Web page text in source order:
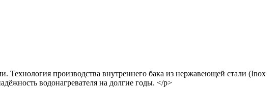
Технология производства внутреннего бака из нержавеющей стали (Inox
водонагревателя на долгие годы. </p>